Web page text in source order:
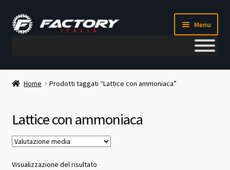
Vai
alla
Vai
al
Menu
Il mio account
Chi siamo
Home Prodotti taggati “Lattice con ammoniaca”
Lattice con ammoniaca
Visualizzazione del risultato